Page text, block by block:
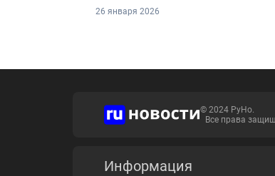
26 января 2026
© 2024 РуНо.
Все права
Информация